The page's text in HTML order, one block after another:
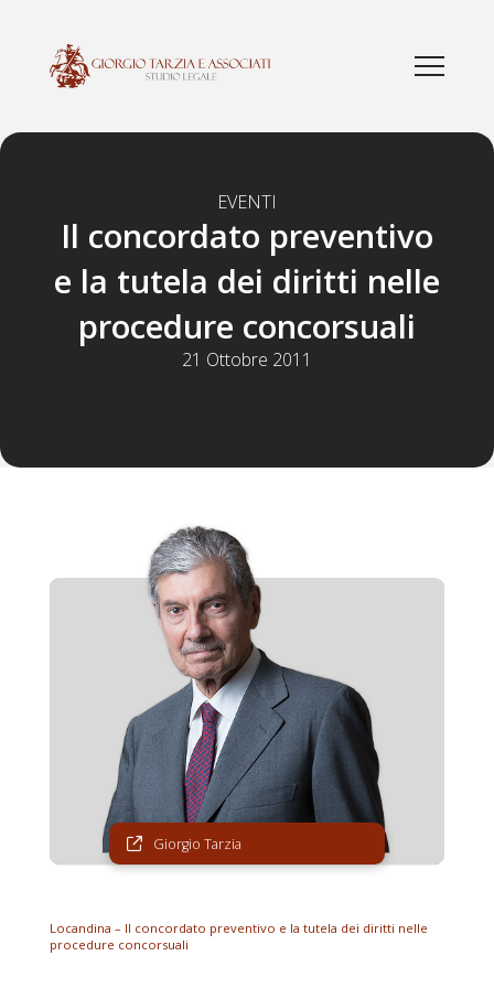
EVENTI
Il concordato preventivo
e la tutela dei diritti nelle
procedure concorsuali
21 Ottobre 2011
Giorgio Tarzia
Locandina – Il concordato preventivo e la tutela dei diritti nelle
procedure concorsuali